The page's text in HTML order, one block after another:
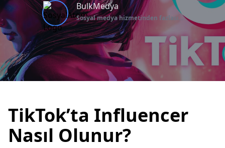
BulkMedya
Sosyal medya hizmetinden fazlası...
TikTok’ta Influencer
Nasıl Olunur?